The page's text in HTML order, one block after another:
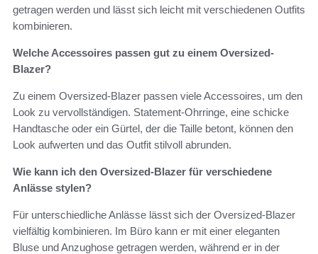
getragen werden und lässt sich leicht mit verschiedenen Outfits
kombinieren.
Welche Accessoires passen gut zu einem Oversized-
Blazer?
Zu einem Oversized-Blazer passen viele Accessoires, um den
Look zu vervollständigen. Statement-Ohrringe, eine schicke
Handtasche oder ein Gürtel, der die Taille betont, können den
Look aufwerten und das Outfit stilvoll abrunden.
Wie kann ich den Oversized-Blazer für verschiedene
Anlässe stylen?
Für unterschiedliche Anlässe lässt sich der Oversized-Blazer
vielfältig kombinieren. Im Büro kann er mit einer eleganten
Bluse und Anzughose getragen werden, während er in der